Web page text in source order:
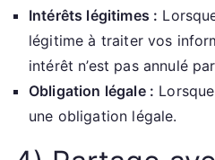
Intérêts légitimes :
légitime à traiter vos
intérêt n’est pas annulé
Obligation légale :
une obligation légale.